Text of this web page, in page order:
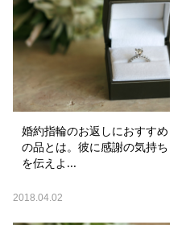
婚約指輪のお返しにおすすめ
の品とは。彼に感謝の気持ち
を伝えよ...
2018.04.02